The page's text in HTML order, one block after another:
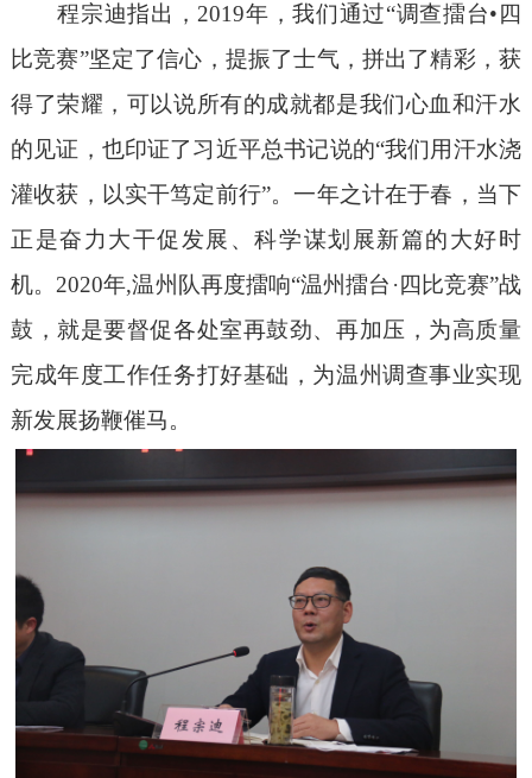
程宗迪指出，2019年，我们通过“调查擂台• 四
比竞赛”坚定了信心，提振了士气，拼出了精彩，获
得了荣耀，可以说所有的成就都是我们心血和汗水
的见证，也印证了习近平总书记说的“我们用汗水浇
灌收获，以实干笃定前行”。一年之计在于春，当下
正是奋力大干促发展、科学谋划展新篇的大好时
机。2020年,温州队再度擂响“温州擂台·四比竞赛”战
鼓，就是要督促各处室再鼓劲、再加压，为高质量
完成年度工作任务打好基础，为温州调查事业实现
新发展扬鞭催马。